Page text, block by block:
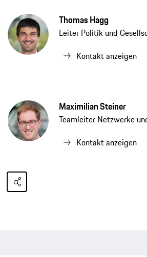
Thomas Hagg
Leiter Politik und
Kontakt anzeigen
Maximilian Steiner
Teamleiter Netzwerke
Kontakt anzeigen